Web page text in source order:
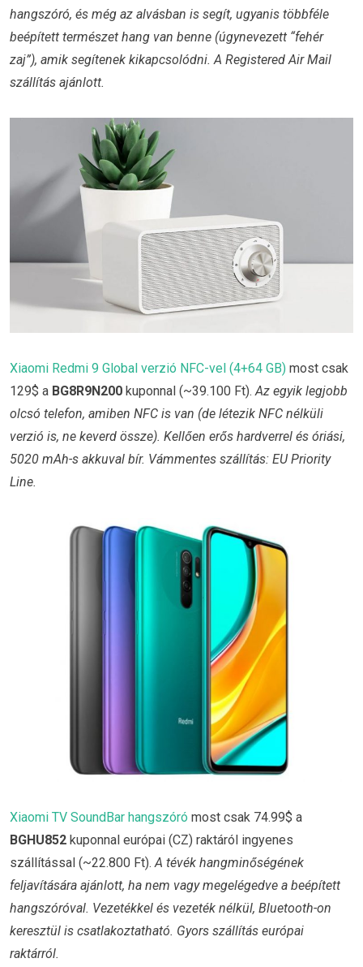
hangszóró, és még az alvásban is segít, ugyanis többféle
beépített természet hang van benne (úgynevezett “fehér
zaj”), amik segítenek kikapcsolódni. A Registered Air Mail
szállítás ajánlott.
Xiaomi Redmi 9 Global verzió NFC-vel (4+64 GB) most csak
129$ a BG8R9N200 kuponnal (~39.100 Ft).Az egyik legjobb
olcsó telefon, amiben NFC is van (de létezik NFC nélküli
verzió is, ne keverd össze). Kellően erős hardverrel és óriási,
5020 mAh-s akkuval bír. Vámmentes szállítás: EU Priority
Line.
Xiaomi TV SoundBar hangszóró most csak 74.99$ a
BGHU852 kuponnal európai (CZ) raktáról ingyenes
szállítással (~22.800 Ft). A tévék hangminőségének
feljavítására ajánlott, ha nem vagy megelégedve a beépített
hangszóróval. Vezetékkel és vezeték nélkül, Bluetooth-on
keresztül is csatlakoztatható. Gyors szállítás európai
raktárról.